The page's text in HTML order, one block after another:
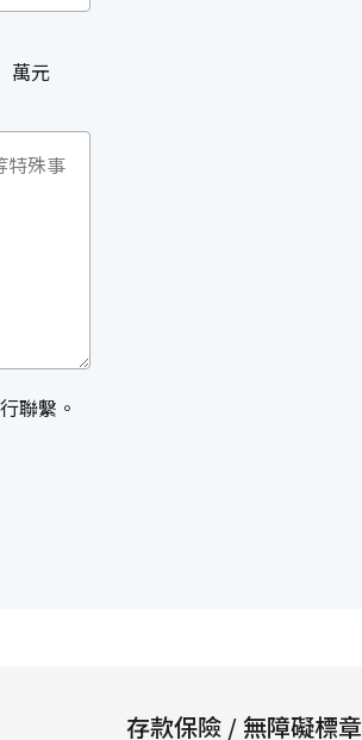
萬元
聯繫。
存款保險 / 無障礙標章